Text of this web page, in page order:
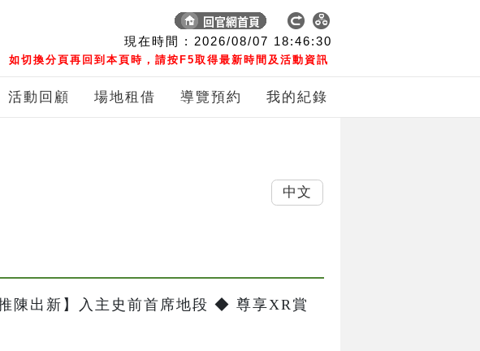
現在時間 : 2026/08/07 18:46:30
如切換分頁再回到本頁時，請按F5取得最新時間及活動資訊
活動回顧 場地租借 導覽預約 我的紀錄
陳出新】入主史前首席地段 ◆ 尊享XR賞